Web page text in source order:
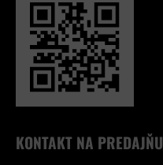
KONTAKT NA PREDAJŇU